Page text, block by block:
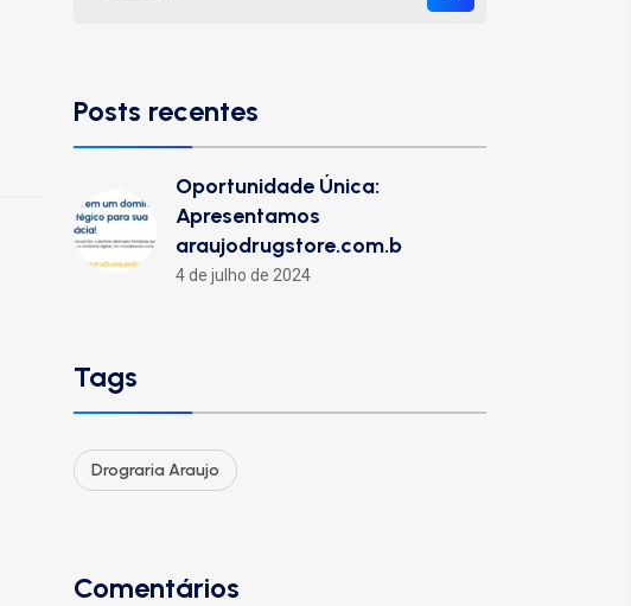
Posts recentes
Oportunidade Única:
Apresentamos
araujodrugstore.com.b
4 de julho de 2024
Tags
Drograria Araujo
Comentários